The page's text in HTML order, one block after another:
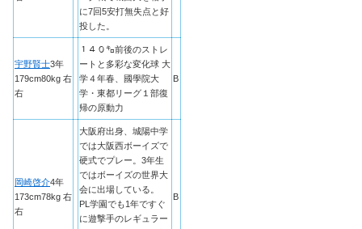
に7回5安打無失点と好
投した。
宇野賢士3年
179cm80kg 右
右
１４０㌔前後のストレ
ートと多彩な変化球 大
学４年春、國學院大
学・東都リーグ１部復
帰の原動力
B
岡崎啓介4年
173cm78kg 右
右
大阪府出身、城陽中学
では大阪西ボーイズで
硬式でプレー。3年生
ではボーイズの世界大
会に出場している。
PL学園でも1年ですぐ
に遊撃手のレギュラー
B